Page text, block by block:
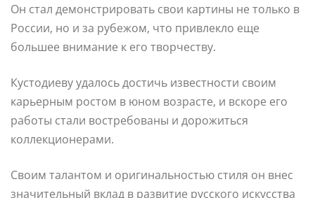
Он стал демонстрировать свои картины не только в
России, но и за рубежом, что привлекло еще
большее внимание к его творчеству.
Кустодиеву удалось достичь известности своим
карьерным ростом в юном возрасте, и вскоре его
работы стали востребованы и дорожиться
коллекционерами.
Своим талантом и оригинальностью стиля он внес
значительный вклад в развитие русского искусства